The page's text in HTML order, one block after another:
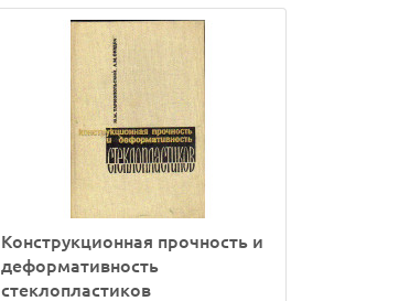
Конструкционная прочность и
деформативность
стеклопластиков